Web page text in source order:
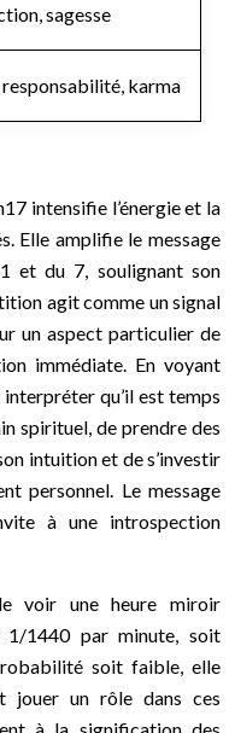
sagesse
karma
intensifie l’énergie et la
Elle amplifie le message
et du 7, soulignant son
agit comme un signal
un aspect particulier de
immédiate. En voyant
qu’il est temps
spirituel, de prendre des
intuition et de s’investir
personnel. Le message
à une introspection
voir une heure miroir
1/1440 par minute, soit
soit faible, elle
jouer un rôle dans ces